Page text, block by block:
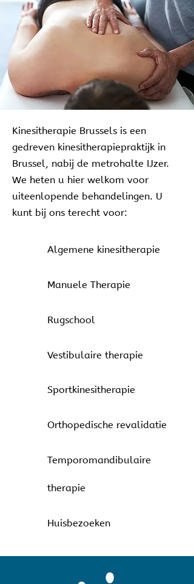
Kinesitherapie Brussels is een
gedreven kinesitherapiepraktijk in
Brussel, nabij de metrohalte IJzer.
We heten u hier welkom voor
uiteenlopende behandelingen. U
kunt bij ons terecht voor:
Algemene kinesitherapie
Manuele Therapie
Rugschool
Vestibulaire therapie
Sportkinesitherapie
Orthopedische revalidatie
Temporomandibulaire
therapie
Huisbezoeken